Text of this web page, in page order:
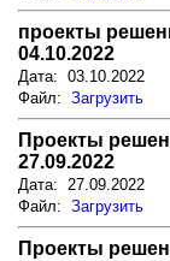
проекты
04.10.2022
Дата: 03.10.2022
Файл: Загрузить
Проекты
27.09.2022
Дата: 27.09.2022
Файл: Загрузить
Проекты